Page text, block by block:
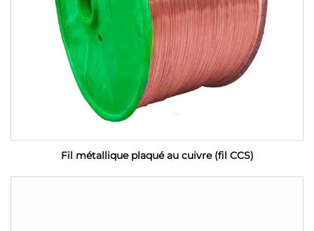
Fil métallique plaqué au cuivre (fil CCS)